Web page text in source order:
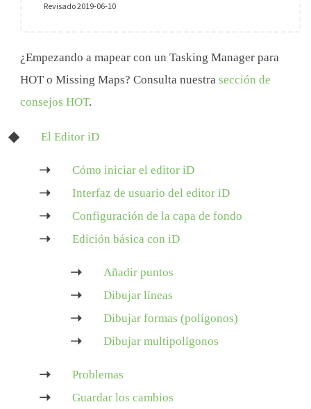
Revisado 2019-06-10
¿Empezando a mapear con un Tasking Manager para
HOT o Missing Maps? Consulta nuestrasección de
consejos HOT.
El Editor iD
Cómo iniciar el editor iD
Interfaz de usuario del editor iD
Configuración de la capa de fondo
Edición básica con iD
Añadir puntos
Dibujar líneas
Dibujar formas (polígonos)
Dibujar multipolígonos
Problemas
Guardar los cambios